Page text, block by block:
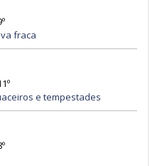
fraca
e tempestades